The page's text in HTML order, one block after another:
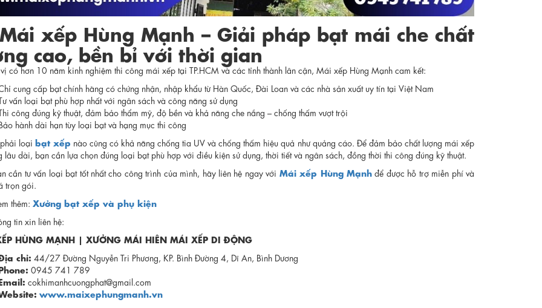
xếp Hùng Mạnh – Giải pháp bạt mái che chất
cao, bền bỉ với thời gian
có hơn 10 năm kinh nghiệm thi công mái xếp tại TP.HCM và các tỉnh thành lân cận, Mái xếp Hùng Mạnh cam kết:
cung cấp bạt chính hãng có chứng nhận, nhập khẩu từ Hàn Quốc, Đài Loan và các nhà sản xuất uy tín tại Việt Nam
vấn loại bạt phù hợp nhất với ngân sách và công năng sử dụng
công đúng kỹ thuật, đảm bảo thẩm mỹ, độ bền và khả năng che nắng – chống thấm vượt trội
hành dài hạn tùy loại bạt và hạng mục thi công
loại bạt xếp nào cũng có khả năng chống tia UV và chống thấm hiệu quả như quảng cáo. Để đảm bảo chất lượng mái xếp
lâu dài, bạn cần lựa chọn đúng loại bạt phù hợp với điều kiện sử dụng, thời tiết và ngân sách, đồng thời thi công đúng kỹ thuật.
cần tư vấn loại bạt tốt nhất cho công trình của mình, hãy liên hệ ngay với Mái xếp Hùng Mạnh để được hỗ trợ miễn phí và
trọn gói.
thêm: Xưởng bạt xếp và phụ kiện
tin xin liên hệ:
HÙNG MẠNH | XƯỞNG MÁI HIÊN MÁI XẾP DI ĐỘNG
chỉ: 44/27 Đường Nguyễn Tri Phương, KP. Bình Đường 4, Dĩ An, Bình Dương
0945 741 789
cokhimanhcuongphat@gmail.com
www.maixephungmanh.vn